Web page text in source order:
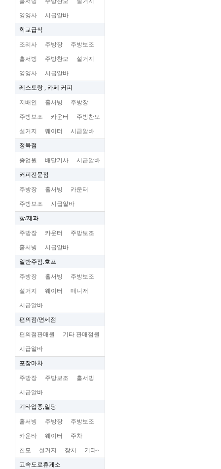
영양사 시급알바
학교급식
조리사 주방장 주방보조
홀서빙 주방찬모 설거지
영양사 시급알바
레스토랑 , 카페 커피
지배인 홀서빙 주방장
주방보조 카운터 주방찬모
설거지 웨이터 시급알바
정육점
종업원 배달기사 시급알바
커피전문점
주방장 홀서빙 카운터
주방보조 시급알바
빵/제과
주방장 카운터 주방보조
홀서빙 시급알바
일반주점.호프
주방장 홀서빙 주방보조
설거지 웨이터 매니저
시급알바
편의점/면세점
편의점판매원 기타 판매점원
시급알바
포장마차
주방장 주방보조 홀서빙
시급알바
기타업종,일당
홀서빙 주방장 주방보조
카운타 웨이터 주차
찬모 설거지 장치 기타~
고속도로휴게소